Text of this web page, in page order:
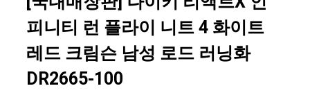
피니티 런 플라이 니트 4 화이트
레드 크림슨 남성 로드 러닝화
DR2665-100